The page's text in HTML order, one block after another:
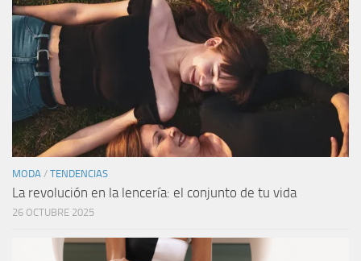
MODA / TENDENCIAS
La revolución en la lencería: el conjunto de tu vida
26 OCTUBRE 2025